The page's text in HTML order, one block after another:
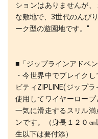
ションはありませんが
な敷地で、3世代のんび
ーク型の遊園地です。"
■「ジップラインアドベ
・今世界中でブレイク
ビティZIPLINE(ジップ
使用してワイヤーロー
一気に滑走するスリル
ンです。（身長１２０
生以下は要付添）